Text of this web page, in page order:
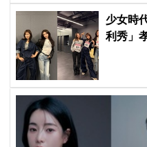
少女時
利秀」